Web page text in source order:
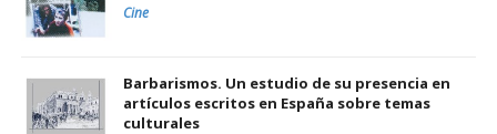
Cine
Barbarismos. Un estudio de su presencia en
artículos escritos en España sobre temas
culturales